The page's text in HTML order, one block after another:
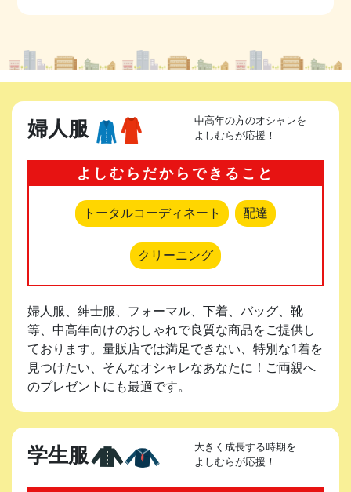
婦人服
中高年の方のオシャレを
よしむらが応援！
よしむらだからできること
トータルコーディネート 配達
クリーニング
婦人服、紳士服、フォーマル、下着、バッグ、靴
等、中高年向けのおしゃれで良質な商品をご提供し
ております。量販店では満足できない、特別な1着を
見つけたい、そんなオシャレなあなたに！ご両親へ
のプレゼントにも最適です。
学生服
大きく成長する時期を
よしむらが応援！